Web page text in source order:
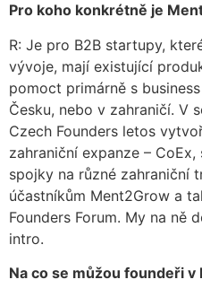
Pro koho konkrétně je
R: Je pro B2B startupy,
vývoje, mají existující
pomoct primárně s
Česku, nebo v zahraničí. V
Czech Founders letos
zahraniční expanze –
spojky na různé zahraniční
účastníkům Ment2Grow a
Founders Forum. My na ně
intro.
Na co se můžou foundeři